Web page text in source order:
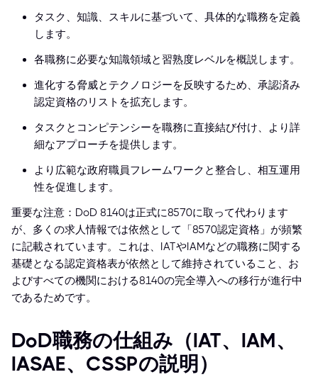
タスク、知識、スキルに基づいて、具体的な職務を定義
します。
各職務に必要な知識領域と習熟度レベルを概説します。
進化する脅威とテクノロジーを反映するため、承認済み
認定資格のリストを拡充します。
タスクとコンピテンシーを職務に直接結び付け、より詳
細なアプローチを提供します。
より広範な政府職員フレームワークと整合し、相互運用
性を促進します。
重要な注意：DoD 8140は正式に8570に取って代わります
が、多くの求人情報では依然として「8570認定資格」が頻繁
に記載されています。これは、IATやIAMなどの職務に関する
基礎となる認定資格表が依然として維持されていること、お
よびすべての機関における8140の完全導入への移行が進行中
であるためです。
DoD職務の仕組み（IAT、IAM、
IASAE、CSSPの説明）